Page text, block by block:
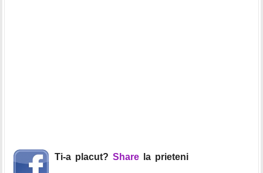
Ti-a placut? Share la prieteni